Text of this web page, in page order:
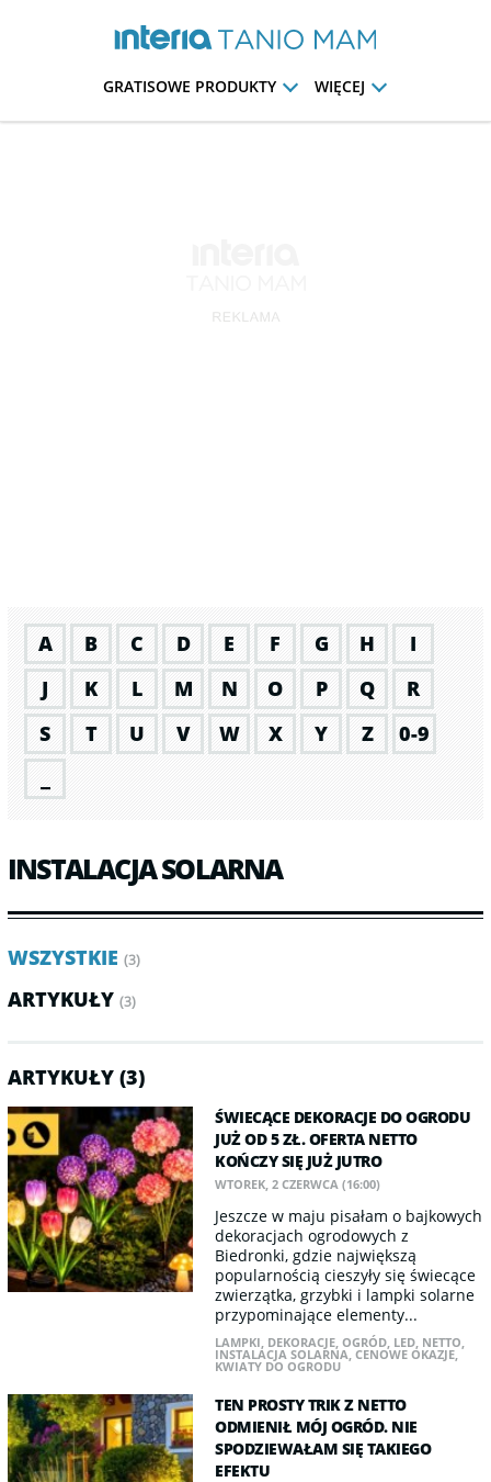
GRATISOWE PRODUKTY WIĘCEJ
A B C D E F G H
I
J
K L M N O P Q
R
S
T U V W X Y Z
0-9
INSTALACJA SOLARNA
WSZYSTKIE (3)
ARTYKUŁY (3)
ARTYKUŁY (3)
ŚWIECĄCE DEKORACJE DO OGRODU
JUŻ OD 5 ZŁ. OFERTA NETTO
KOŃCZY SIĘ JUŻ JUTRO
WTOREK, 2 CZERWCA (16:00)
Jeszcze w maju pisałam o bajkowych
dekoracjach ogrodowych z
Biedronki, gdzie największą
popularnością cieszyły się świecące
zwierzątka, grzybki i lampki solarne
przypominające elementy...
LAMPKI, DEKORACJE,OGRÓD, LED, NETTO,
INSTALACJA SOLARNA,CENOWE OKAZJE,
KWIATY DO OGRODU
TEN PROSTY TRIK Z NETTO
ODMIENIŁ MÓJ OGRÓD. NIE
SPODZIEWAŁAM SIĘ TAKIEGO
EFEKTU